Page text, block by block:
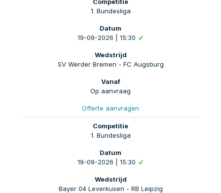
1. Bundesliga
19-09-2026 | 15:30
SV Werder Bremen - FC Augsburg
Op aanvraag
Offerte aanvragen
1. Bundesliga
19-09-2026 | 15:30
Bayer 04 Leverkusen - RB Leipzig